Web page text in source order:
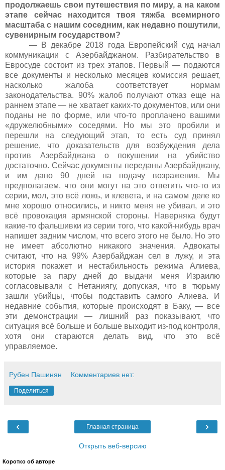
продолжаешь свои путешествия по миру, а на каком
этапе сейчас находится твоя тяжба всемирного
масштаба с нашим соседним, как недавно пошутили,
сувенирным государством?
— В декабре 2018 года Европейский суд начал
коммуникации с Азербайджаном. Разбирательство в
Евросуде состоит из трех этапов. Первый — подаются
все документы и несколько месяцев комиссия решает,
насколько жалоба соответствует нормам
законодательства. 90% жалоб получают отказ еще на
раннем этапе — не хватает каких-то документов, или они
поданы не по форме, или что-то проплачено вашими
«дружелюбными» соседями. Но мы это пробили и
перешли на следующий этап, то есть суд принял
решение, что доказательств для возбуждения дела
против Азербайджана о покушении на убийство
достаточно. Сейчас документы переданы Азербайджану,
и им дано 90 дней на подачу возражения. Мы
предполагаем, что они могут на это ответить что-то из
серии, мол, это всё ложь, и клевета, и на самом деле ко
мне хорошо относились, и никто меня не убивал, и это
всё провокация армянской стороны. Наверняка будут
какие-то фальшивки из серии того, что какой-нибудь врач
напишет задним числом, что всего этого не было. Но это
не имеет абсолютно никакого значения. Адвокаты
считают, что на 99% Азербайджан сел в лужу, и эта
история покажет и нестабильность режима Алиева,
которые за пару дней до выдачи меня Израилю
согласовывали с Нетаниягу, допуская, что в тюрьму
зашли убийцы, чтобы подставить самого Алиева. И
недавние события, которые происходят в Баку, — все
эти демонстрации — лишний раз показывают, что
ситуация всё больше и больше выходит из-под контроля,
хотя они стараются делать вид, что это всё
управляемое.
Рубен Пашинян Комментариев нет:
Поделиться
‹ ›
Главная страница
Открыть веб-версию
Коротко об авторе